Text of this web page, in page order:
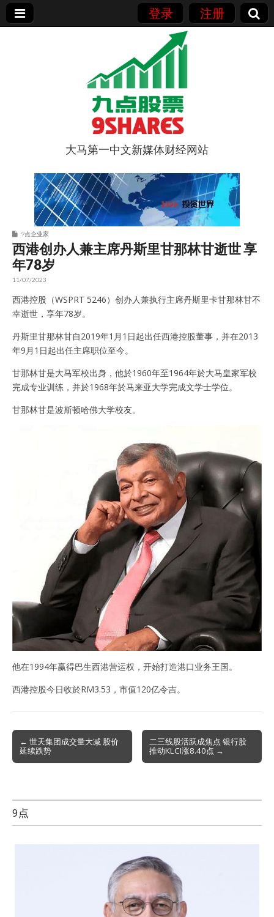
登录 注册
9点股票
大马第一中文新媒体财经网站
9点企业家
西港创办人兼主席丹斯里甘那林甘逝世 享
年78岁
11/07/2023
西港控股（WSPRT 5246）创办人兼执行主席丹斯里卡甘那林甘不
幸逝世，享年78岁。
丹斯里甘那林甘自2019年1月1日起出任西港控股董事，并在2013
年9月1日起出任主席职位至今。
甘那林甘是大马军校出身，他於1960年至1964年於大马皇家军校
完成专业训练，并於1968年於马来亚大学完成文学士学位。
甘那林甘是波斯顿哈佛大学校友。
他在1994年赢得巴生西港营运权，开始打造港口业务王国。
西港控股今日收於RM3.53，市值120亿令吉。
Post
navigation
← 世天集团成交量大减 股价
延续跌势
二三线股活跃成焦点 银行股
推动KLCI涨8.40点 →
9点